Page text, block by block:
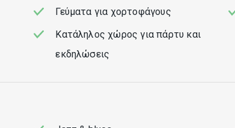
Γεύματα για χορτοφάγους
Κατάληλος χώρος για πάρτυ και
εκδηλώσεις